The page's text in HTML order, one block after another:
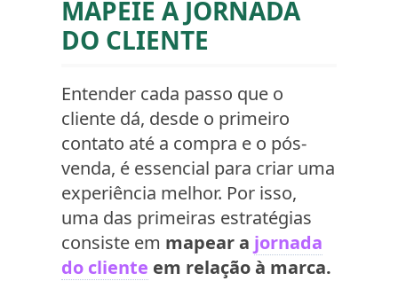
MAPEIE A JORNADA
DO CLIENTE
Entender cada passo que o
cliente dá, desde o primeiro
contato até a compra e o pós-
venda, é essencial para criar uma
experiência melhor. Por isso,
uma das primeiras estratégias
consiste em mapear a jornada
do cliente em relação à marca.